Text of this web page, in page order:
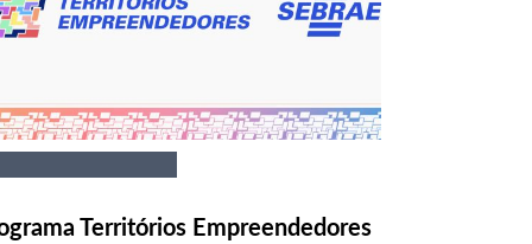
Territórios Empreendedores